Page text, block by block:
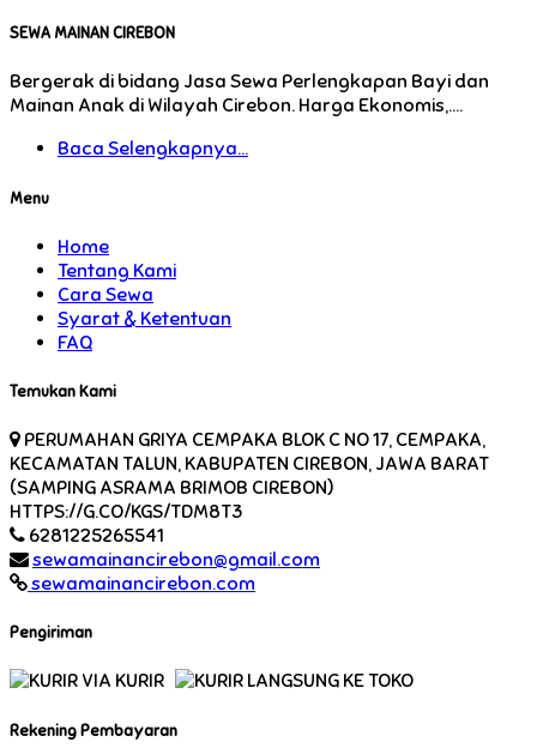
SEWA MAINAN CIREBON
Bergerak di bidang Jasa Sewa Perlengkapan Bayi dan
Mainan Anak di Wilayah Cirebon. Harga Ekonomis,....
Baca Selengkapnya...
Menu
Home
Tentang Kami
Cara Sewa
Syarat & Ketentuan
FAQ
Temukan Kami
PERUMAHAN GRIYA CEMPAKA BLOK C NO 17, CEMPAKA,
KECAMATAN TALUN, KABUPATEN CIREBON, JAWA BARAT
(SAMPING ASRAMA BRIMOB CIREBON)
HTTPS://G.CO/KGS/TDM8T3
6281225265541
sewamainancirebon@gmail.com
sewamainancirebon.com
Pengiriman
VIA KURIR LANGSUNG KE TOKO
Rekening Pembayaran